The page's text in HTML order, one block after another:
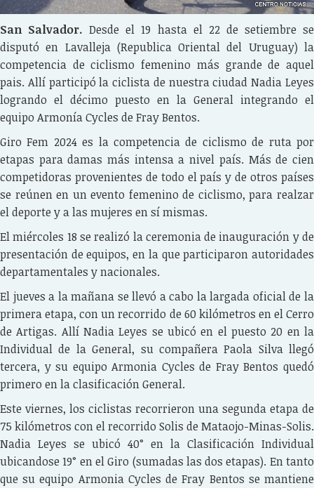
San Salvador.Desde el 19 hasta el 22 de setiembre se
disputó en Lavalleja (Republica Oriental del Uruguay) la
competencia de ciclismo femenino más grande de aquel
pais. Allí participó la ciclista de nuestra ciudad Nadia Leyes
logrando el décimo puesto en la General integrando el
equipo Armonía Cycles de Fray Bentos.
Giro Fem 2024 es la competencia de ciclismo de ruta por
etapas para damas más intensa a nivel país. Más de cien
competidoras provenientes de todo el país y de otros países
se reúnen en un evento femenino de ciclismo, para realzar
el deporte y a las mujeres en sí mismas.
El miércoles 18 se realizó la ceremonia de inauguración y de
presentación de equipos, en la que participaron autoridades
departamentales y nacionales.
El jueves a la mañana se llevó a cabo la largada oficial de la
primera etapa, con un recorrido de 60 kilómetros en el Cerro
de Artigas. Allí Nadia Leyes se ubicó en el puesto 20 en la
Individual de la General, su compañera Paola Silva llegó
tercera, y su equipo Armonia Cycles de Fray Bentos quedó
primero en la clasificación General.
Este viernes, los ciclistas recorrieron una segunda etapa de
75 kilómetros con el recorrido Solis de Mataojo-Minas-Solis.
Nadia Leyes se ubicó 40° en la Clasificación Individual
ubicandose 19° en el Giro (sumadas las dos etapas). En tanto
que su equipo Armonia Cycles de Fray Bentos se mantiene